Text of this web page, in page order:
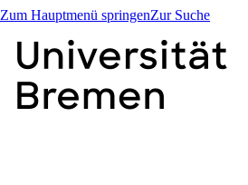
Zum Hauptmenü springenZur Suche